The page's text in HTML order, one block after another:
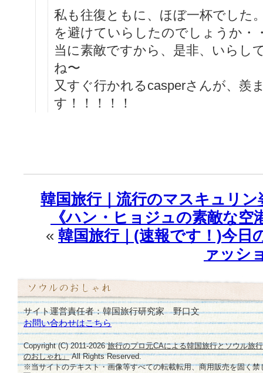
私も往復ともに、ほぼ一杯でした
を避けていらしたのでしょうか・
当に素敵ですから、是非、いらし
ね〜
又すぐ行かれるcasperさんが、羨
す！！！！！
韓国旅行｜流行のマスキュリ
《ハン・ヒョジュの素敵な空
« 韓国旅行｜(速報です！)今日
ァッシ
サイト運営責任者：韓国旅行研究家 野口文
お問い合わせはこちら
Copyright (C) 2011-2026旅行のプロ元CAによる韓国旅行とソウル旅
のおしゃれ」All Rights Reserved.
※当サイトのテキスト・画像等すべての転載転用、商用販売を固く禁